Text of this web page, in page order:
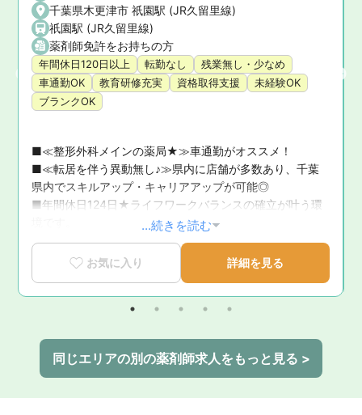
千葉県木更津市 祇園駅 (JR久留里線)
祇園駅 (JR久留里線)
薬剤師免許をお持ちの方
年間休日120日以上 転勤なし
残業無し・少なめ
車通勤OK
教育研修充実 資格取得支援
未経験OK
ブランクOK
■≪整形外科メインの薬局★≫車通勤がオススメ！
■≪転居を伴う異動無し♪≫県内に店舗が多数あり、千葉
県内でスキルアップ・キャリアアップが可能◎
■年間休日124日★ライフワークバランスの確立が叶う環
...続きを読む
お気に入り 詳細を見る
同じエリアの別の薬剤師求人をもっと見る >